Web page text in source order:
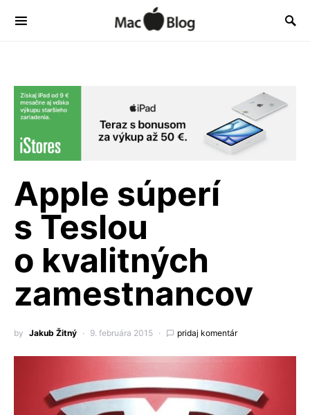
Apple súperí
s Teslou
o kvalitných
zamestnancov
by Jakub Žitný 9. februára 2015 pridaj komentár